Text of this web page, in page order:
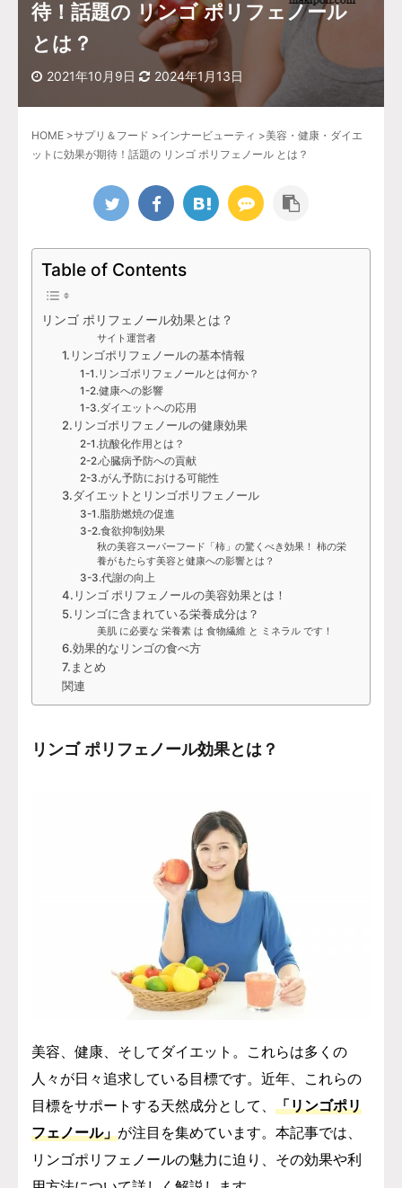
待！話題の リンゴ ポリフェノール
とは？
2021年10月9日 2024年1月13日
HOME >サプリ＆フード >インナービューティ >美容・健康・ダイエ
ットに効果が期待！話題の リンゴ ポリフェノール とは？
Table of Contents
リンゴ ポリフェノール効果とは？
サイト運営者
1.リンゴポリフェノールの基本情報
1-1.リンゴポリフェノールとは何か？
1-2.健康への影響
1-3.ダイエットへの応用
2.リンゴポリフェノールの健康効果
2-1.抗酸化作用とは？
2-2.心臓病予防への貢献
2-3.がん予防における可能性
3.ダイエットとリンゴポリフェノール
3-1.脂肪燃焼の促進
3-2.食欲抑制効果
秋の美容スーパーフード「柿」の驚くべき効果！ 柿の栄
養がもたらす美容と健康への影響とは？
3-3.代謝の向上
4.リンゴ ポリフェノールの美容効果とは！
5.リンゴに含まれている栄養成分は？
美肌 に必要な 栄養素 は 食物繊維 と ミネラル です！
6.効果的なリンゴの食べ方
7.まとめ
関連
リンゴ ポリフェノール効果とは？
美容、健康、そしてダイエット。これらは多くの
人々が日々追求している目標です。近年、これらの
目標をサポートする天然成分として、 「リンゴポリ
フェノール」が注目を集めています。本記事では、
リンゴポリフェノールの魅力に迫り、その効果や利